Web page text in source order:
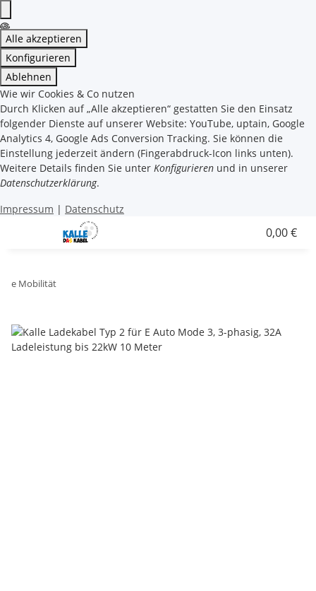
Alle akzeptieren
Konfigurieren
Ablehnen
Wie wir Cookies & Co nutzen
Durch Klicken auf „Alle akzeptieren“ gestatten Sie den Einsatz
folgender Dienste auf unserer Website: YouTube, uptain, Google
Analytics 4, Google Ads Conversion Tracking. Sie können die
Einstellung jederzeit ändern (Fingerabdruck-Icon links unten).
Weitere Details finden Sie unter Konfigurieren und in unserer
Datenschutzerklärung.
Impressum | Datenschutz
0,00 €
e Mobilität